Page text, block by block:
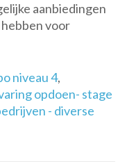
aanbiedingen
voor
niveau 4,
opdoen- stage
- diverse